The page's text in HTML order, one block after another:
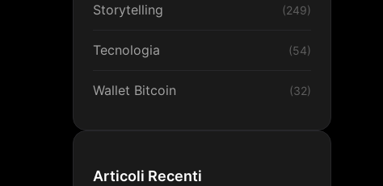
Storytelling (249)
Tecnologia (54)
Wallet Bitcoin (32)
Articoli Recenti